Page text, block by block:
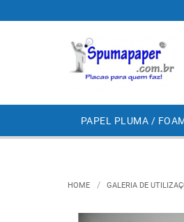
PAPEL PLUMA /
HOME GALERIA DE